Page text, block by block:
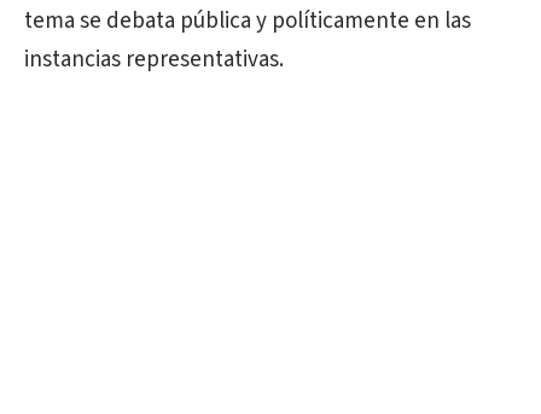
tema se debata pública y políticamente en las
instancias representativas.